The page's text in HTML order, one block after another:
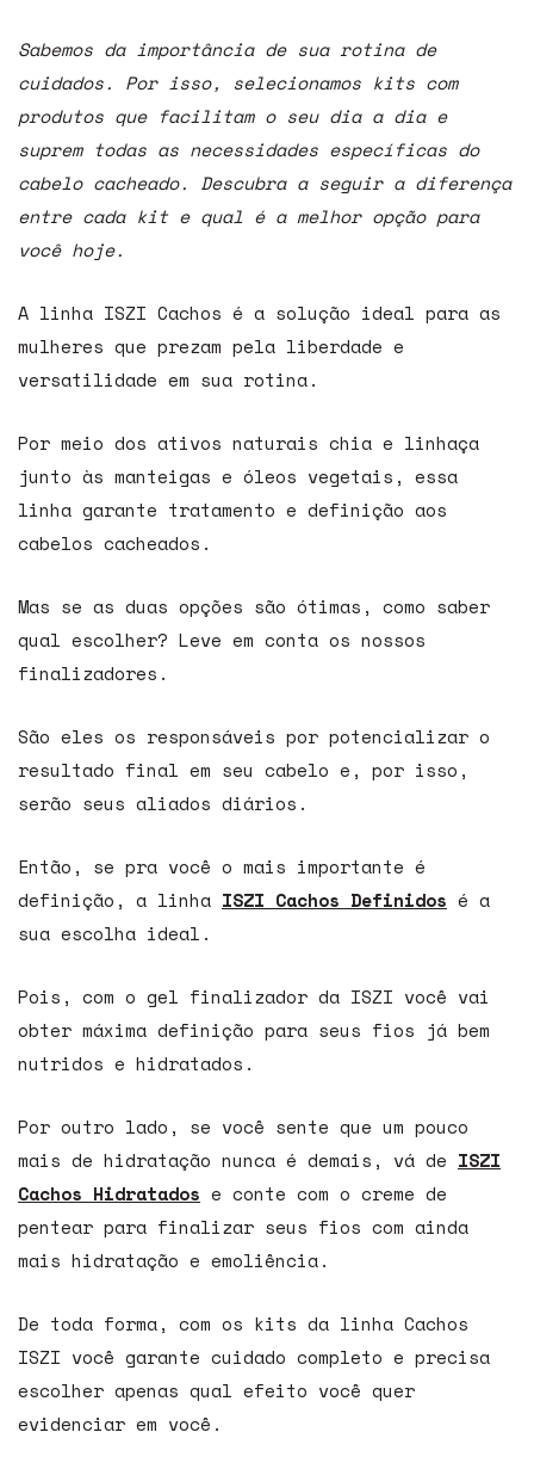
Sabemos da importância de sua rotina de
cuidados. Por isso, selecionamos kits com
produtos que facilitam o seu dia a dia e
suprem todas as necessidades específicas do
cabelo cacheado. Descubra a seguir a diferença
entre cada kit e qual é a melhor opção para
você hoje.
A linha ISZI Cachos é a solução ideal para as
mulheres que prezam pela liberdade e
versatilidade em sua rotina.
Por meio dos ativos naturais chia e linhaça
junto às manteigas e óleos vegetais, essa
linha garante tratamento e definição aos
cabelos cacheados.
Mas se as duas opções são ótimas, como saber
qual escolher? Leve em conta os nossos
finalizadores.
São eles os responsáveis por potencializar o
resultado final em seu cabelo e, por isso,
serão seus aliados diários.
Então, se pra você o mais importante é
definição, a linha ISZI Cachos Definidos é a
sua escolha ideal.
Pois, com o gel finalizador da ISZI você vai
obter máxima definição para seus fios já bem
nutridos e hidratados.
Por outro lado, se você sente que um pouco
mais de hidratação nunca é demais, vá de ISZI
Cachos Hidratados e conte com o creme de
pentear para finalizar seus fios com ainda
mais hidratação e emoliência.
De toda forma, com os kits da linha Cachos
ISZI você garante cuidado completo e precisa
escolher apenas qual efeito você quer
evidenciar em você.